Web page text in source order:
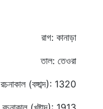
রাগ: কানাড়া
তাল: তেওরা
রচনাকাল (বঙ্গাব্দ): 1320